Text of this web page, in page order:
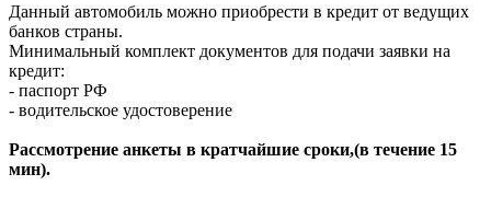
Данный автомобиль можно приобрести в кредит от ведущих
банков страны.
Минимальный комплект документов для подачи заявки на
кредит:
- паспорт РФ
- водительское удостоверение
Рассмотрение анкеты в кратчайшие сроки,(в течение 15
мин).